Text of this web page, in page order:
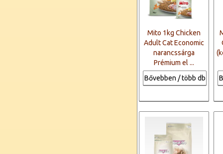
Mito 1kg Chicken
Adult Cat Economic
narancssárga
Prémium el ...
Bővebben / több db